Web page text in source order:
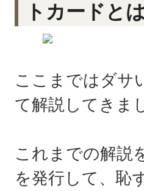
トカードと
ここまではダサ
て解説してきま
これまでの解説
を発行して、恥